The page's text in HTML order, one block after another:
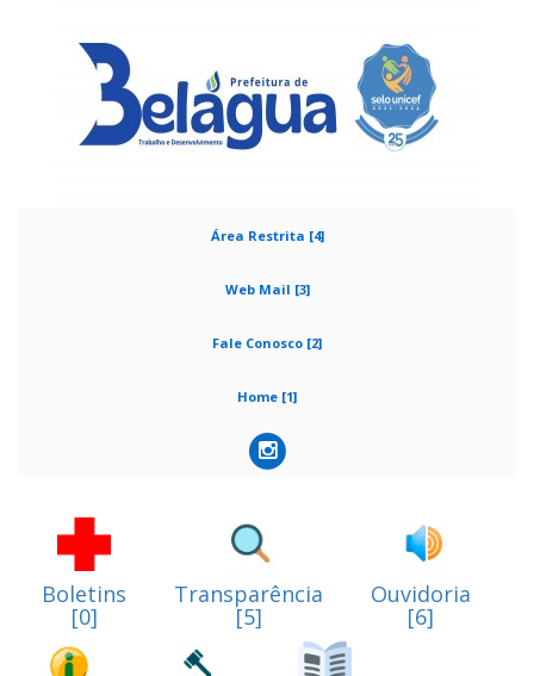
Área Restrita [4]
Web Mail [3]
Fale Conosco [2]
Home [1]
Boletins
[0]
Transparência
[5]
Ouvidoria
[6]